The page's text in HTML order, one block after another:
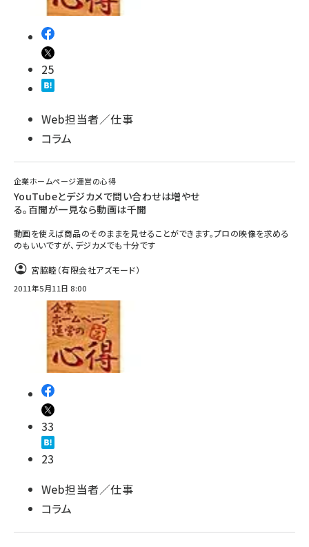
25
Web担当者／仕事
コラム
企業ホームページ運営の心得
YouTubeとデジカメで問い合わせは増やせ
る。百聞が一見なら動画は千聞
動画を使えば商品のそのままを見せることができます。プロの映像を求める
のもいいですが、デジカメでも十分です
宮脇睦（有限会社アズモード）
2011年5月11日 8:00
33
23
Web担当者／仕事
コラム